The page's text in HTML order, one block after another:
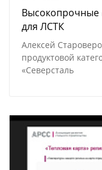
Высокопрочные
для ЛСТК
Алексей
продуктовой
«Северсталь